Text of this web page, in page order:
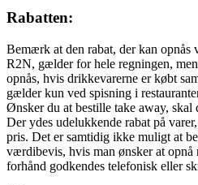
Rabatten:
Bemærk at den rabat, der kan opnås
R2N, gælder for hele regningen,
opnås, hvis drikkevarerne er købt
gælder kun ved spisning i
Ønsker du at bestille take away, skal
Der ydes udelukkende rabat på
pris. Det er samtidig ikke muligt at
værdibevis, hvis man ønsker at opnå
forhånd godkendes telefonisk eller